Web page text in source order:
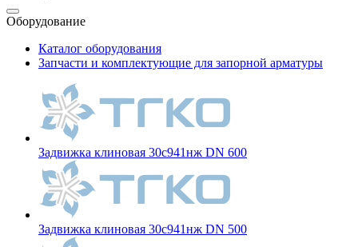
Оборудование
Каталог оборудования
Запчасти и комплектующие для запорной арматуры
Задвижка клиновая 30с941нж DN 600
Задвижка клиновая 30с941нж DN 500